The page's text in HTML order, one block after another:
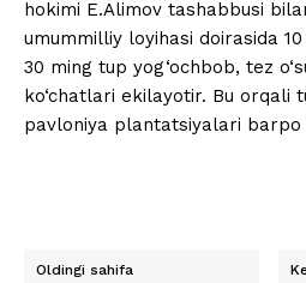
hokimi E.Alimov tashabbusi
umummilliy loyihasi doirasida
30 ming tup yog‘ochbob, tez
ko‘chatlari ekilayotir. Bu orqali
pavloniya plantatsiyalari barpo
Oldingi sahifa